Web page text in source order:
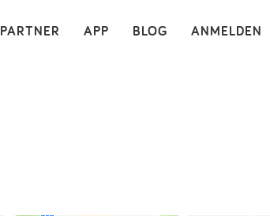
ANMELDEN
BLOG
APP
PARTNER ×